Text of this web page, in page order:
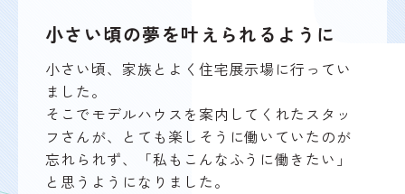
小さい頃の夢を叶えられるように
小さい頃、家族とよく住宅展示場に行ってい
ました。
そこでモデルハウスを案内してくれたスタッ
フさんが、とても楽しそうに働いていたのが
忘れられず、「私もこんなふうに働きたい」
と思うようになりました。